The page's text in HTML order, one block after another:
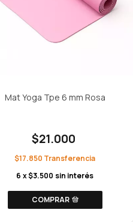
Mat Yoga Tpe 6 mm Rosa
$21.000
$17.850
6 x$3.500 sin interés
COMPRAR